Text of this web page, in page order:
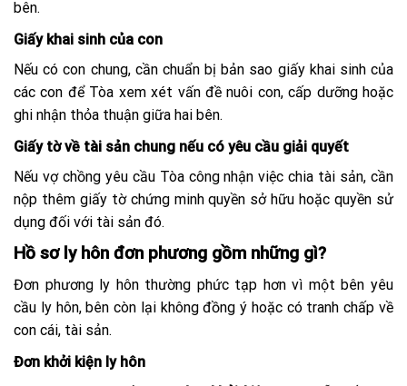
bên.
Giấy khai sinh của con
Nếu có con chung, cần chuẩn bị bản sao giấy khai sinh của
các con để Tòa xem xét vấn đề nuôi con, cấp dưỡng hoặc
ghi nhận thỏa thuận giữa hai bên.
Giấy tờ về tài sản chung nếu có yêu cầu giải quyết
Nếu vợ chồng yêu cầu Tòa công nhận việc chia tài sản, cần
nộp thêm giấy tờ chứng minh quyền sở hữu hoặc quyền sử
dụng đối với tài sản đó.
Hồ sơ ly hôn đơn phương gồm những gì?
Đơn phương ly hôn thường phức tạp hơn vì một bên yêu
cầu ly hôn, bên còn lại không đồng ý hoặc có tranh chấp về
con cái, tài sản.
Đơn khởi kiện ly hôn